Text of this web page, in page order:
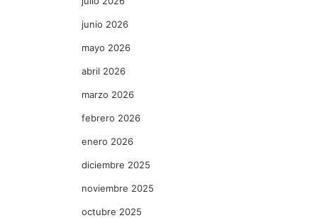
junio 2026
mayo 2026
abril 2026
marzo 2026
febrero 2026
enero 2026
diciembre 2025
noviembre 2025
octubre 2025